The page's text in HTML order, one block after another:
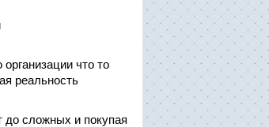
что то
реальность
до сложных и покупая